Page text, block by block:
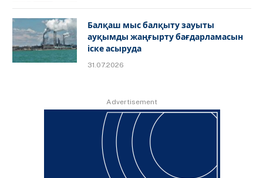
Балқаш мыс балқыту зауыты
ауқымды жаңғырту бағдарламасын
іске асыруда
31.07.2026
Advertisement